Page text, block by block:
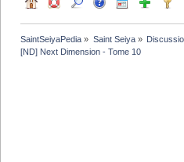
SaintSeiyaPedia » Saint Seiya»
[ND] Next Dimension - Tome 10